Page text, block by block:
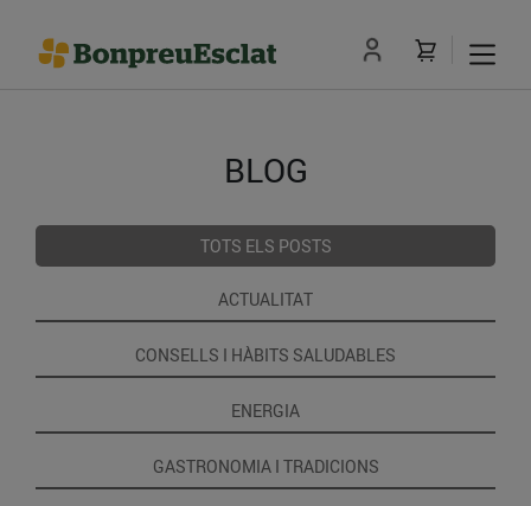
BLOG
TOTS ELS POSTS
ACTUALITAT
CONSELLS I HÀBITS SALUDABLES
ENERGIA
GASTRONOMIA I TRADICIONS